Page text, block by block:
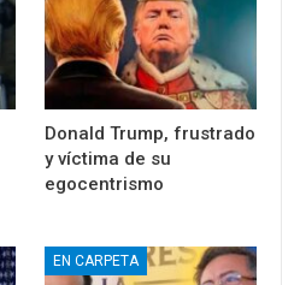
Donald Trump, frustrado
y víctima de su
egocentrismo
EN CARPETA